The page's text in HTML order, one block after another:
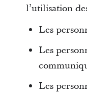
l’utilisation
Les
Les
Les